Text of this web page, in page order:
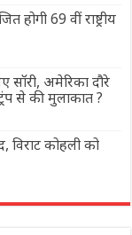
69 वीं राष्ट्रीय
अमेरिका दौरे
से की मुलाकात ?
विराट कोहली को